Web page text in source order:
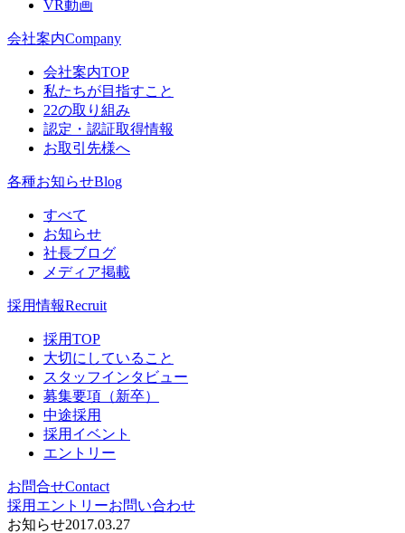
VR動画
会社案内Company
会社案内TOP
私たちが目指すこと
22の取り組み
認定・認証取得情報
お取引先様へ
各種お知らせBlog
すべて
お知らせ
社長ブログ
メディア掲載
採用情報Recruit
採用TOP
大切にしていること
スタッフインタビュー
募集要項（新卒）
中途採用
採用イベント
エントリー
お問合せContact
採用エントリーお問い合わせ
お知らせ2017.03.27